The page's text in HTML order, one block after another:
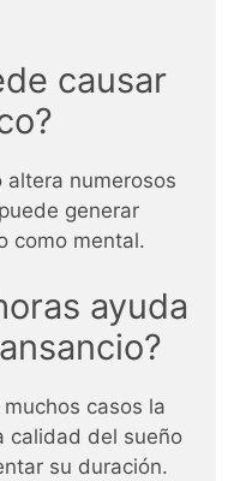
causar
altera numerosos
generar
como mental.
ayuda
casos la
calidad del sueño
su duración.